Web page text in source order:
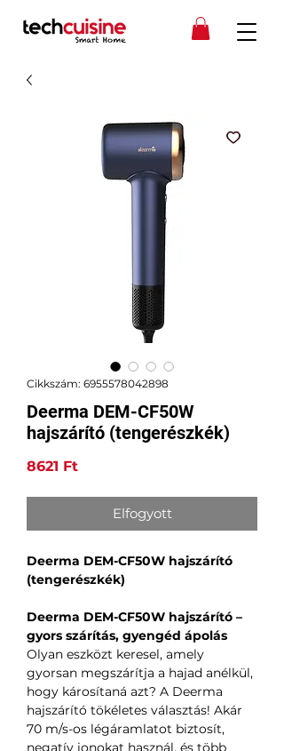
Cikkszám: 6955578042898
Deerma DEM-CF50W
hajszárító (tengerészkék)
8621 FtÁr
Elfogyott
Deerma DEM-CF50W hajszárító
(tengerészkék)
Deerma DEM-CF50W hajszárító –
gyors szárítás, gyengéd ápolás
Olyan eszközt keresel, amely
gyorsan megszárítja a hajad anélkül,
hogy károsítaná azt? A Deerma
hajszárító tökéletes választás! Akár
70 m/s-os légáramlatot biztosít,
negatív ionokat használ, és több